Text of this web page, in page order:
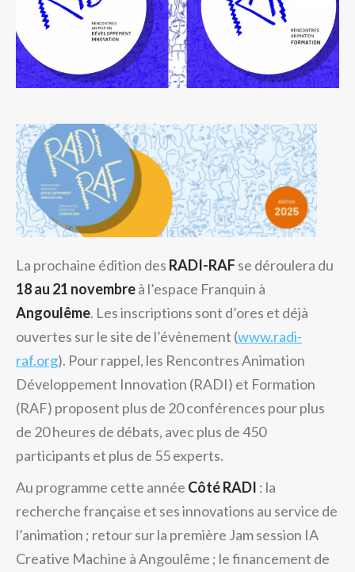
La prochaine édition des RADI-RAF se déroulera du
18 au 21 novembreà l’espace Franquin à
Angoulême. Les inscriptions sont d’ores et déjà
ouvertes sur le site de l’évènement (www.radi-
raf.org). Pour rappel, les Rencontres Animation
Développement Innovation (RADI) et Formation
(RAF) proposent plus de 20 conférences pour plus
de 20 heures de débats, avec plus de 450
participants et plus de 55 experts.
Au programme cette année Côté RADI : la
recherche française et ses innovations au service de
l’animation ; retour sur la première Jam session IA
Creative Machine à Angoulême ; le financement de